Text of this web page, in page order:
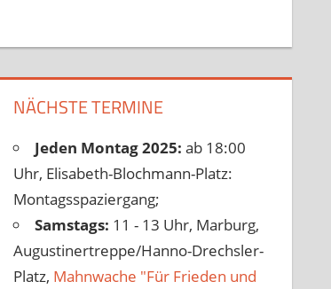
NÄCHSTE TERMINE
Jeden Montag 2025:ab 18:00
Uhr, Elisabeth-Blochmann-Platz:
Montagsspaziergang;
Samstags: 11 - 13 Uhr, Marburg,
Augustinertreppe/Hanno-Drechsler-
Platz, Mahnwache "Für Frieden und